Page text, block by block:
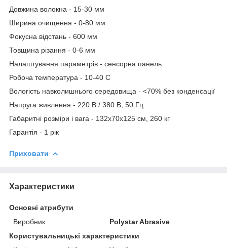
Довжина волокна - 15-30 мм
Ширина очищення - 0-80 мм
Фокусна відстань - 600 мм
Товщина різання - 0-6 мм
Налаштування параметрів - сенсорна панель
Робоча температура - 10-40 С
Вологість навколишнього середовища - <70% без конденсації
Напруга живлення - 220 В / 380 В, 50 Гц
Габаритні розміри і вага - 132х70х125 см, 260 кг
Гарантія - 1 рік
Приховати
Характеристики
Основні атрибути
Виробник
Polystar Abrasive
Користувальницькі характеристики